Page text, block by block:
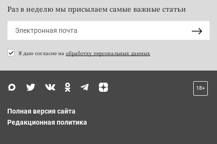
Раз в неделю мы присылаем самые важные статьи
Я даю согласие на обработку персональных данных
18+
Полная версия сайта
Редакционная политика